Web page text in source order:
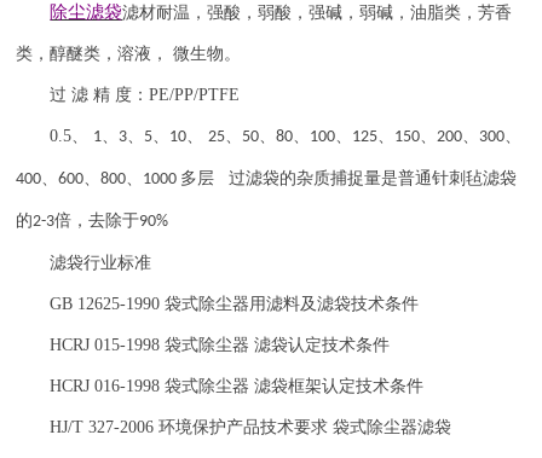
除尘滤袋滤材耐温，强酸，弱酸，强碱，弱碱，油脂类，芳香
类，醇醚类，溶液， 微生物。
过 滤 精 度：PE/PP/PTFE
0.5、 1、 3、 5、 10、25、 50、80、 100、 125、 150、200、 300、
400、600、800、 1000 多层 过滤袋的杂质捕捉量是普通针刺毡滤袋
的2-3倍，去除于90%
滤袋行业标准
GB 12625-1990袋式除尘器用滤料及滤袋技术条件
HCRJ 015-1998袋式除尘器 滤袋认定技术条件
HCRJ 016-1998袋式除尘器 滤袋框架认定技术条件
HJ/T 327-2006环境保护产品技术要求 袋式除尘器滤袋